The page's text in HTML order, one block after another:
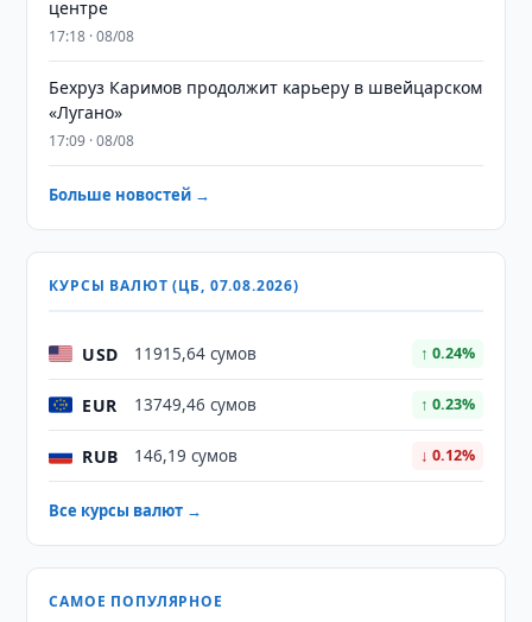
центре
17:18 · 08/08
Бехруз Каримов продолжит карьеру в швейцарском
«Лугано»
17:09 · 08/08
Больше новостей →
КУРСЫ ВАЛЮТ (ЦБ, 07.08.2026)
USD 11915,64 сумов ↑ 0.24%
EUR 13749,46 сумов ↑ 0.23%
RUB 146,19 сумов ↓ 0.12%
Все курсы валют →
САМОЕ ПОПУЛЯРНОЕ